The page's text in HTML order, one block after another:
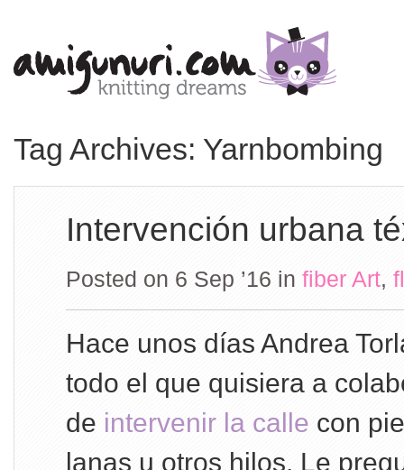
Tag Archives: Yarnbombing
Intervención urbana
Posted on 6 Sep ’16 in fiber Art,
Hace unos días Andrea
todo el que quisiera a
de intervenir la calle con
lanas u otros hilos. Le